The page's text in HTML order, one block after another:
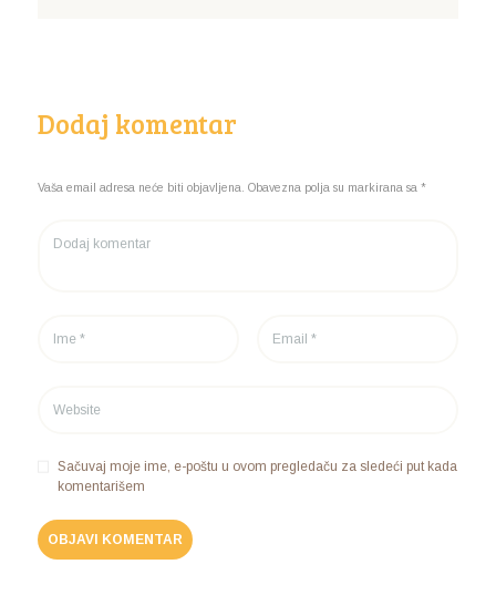
Dodaj komentar
Vaša email adresa neće biti objavljena. Obavezna polja su markirana sa *
Sačuvaj moje ime, e-poštu u ovom pregledaču za sledeći put kada
komentarišem